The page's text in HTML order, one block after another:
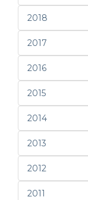
2018
2017
2016
2015
2014
2013
2012
2011